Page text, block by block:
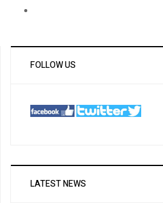
FOLLOW US
LATEST NEWS